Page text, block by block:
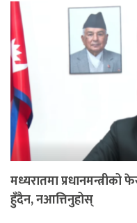
मध्यरातमा
हुँदैन, नआत्तिनुहोस्